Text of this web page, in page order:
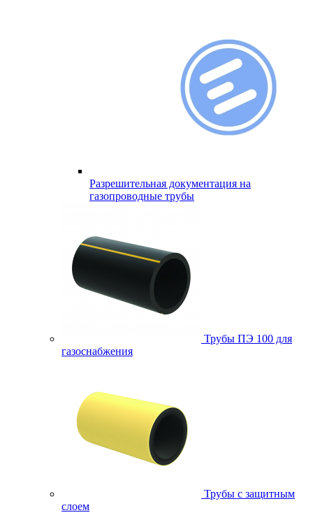
Разрешительная документация на
газопроводные трубы
Трубы ПЭ 100 для
газоснабжения
Трубы с защитным
слоем